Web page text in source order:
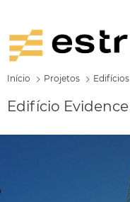
Início Projetos Edifícios
Edifício Evidence